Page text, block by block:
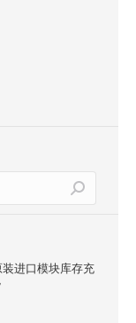
装进口模块库存充